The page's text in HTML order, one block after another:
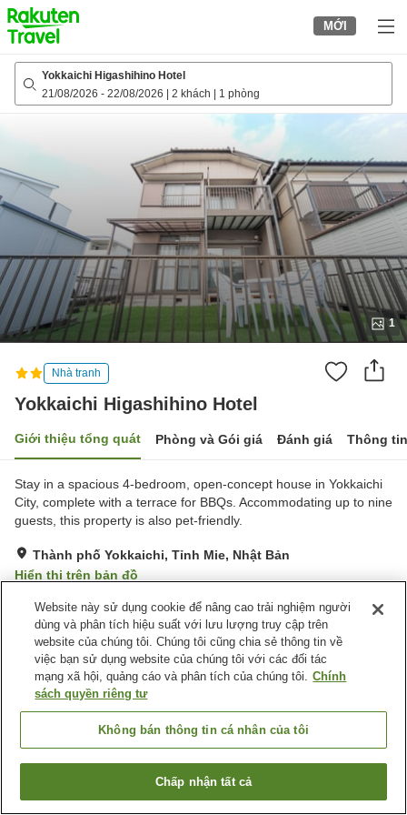
to
top
page
MỚI
Yokkaichi Higashihino Hotel
21/08/2026 - 22/08/2026 2 khách 1 phòng
1
Nhà tranh
Yokkaichi Higashihino Hotel
Giới thiệu tổng quát Phòng và Gói giá Đánh giá Thông
Stay in a spacious 4-bedroom, open-concept house in Yokkaichi
City, complete with a terrace for BBQs. Accommodating up to nine
guests, this property is also pet-friendly.
Thành phố Yokkaichi, Tỉnh Mie, Nhật Bản
Hiển thị trên bản đồ
Rất tốt Đánh giá:7lượt
Tiện nghi chỗ nghỉ
Bãi đỗ xe Thân thiện với thú cưng
Nhật Bản Tỉnh Mie
Thành phố Yokkaichi
Yokkaichi Higashihino Hotel
Tìm phòng trống
Website này sử dụng cookie để nâng cao trải nghiệm người
dùng và phân tích hiệu suất với lưu lượng truy cập trên
website của chúng tôi. Chúng tôi cũng chia sẻ thông tin về
việc bạn sử dụng website của chúng tôi với các đối tác
mạng xã hội, quảng cáo và phân tích của chúng tôi. Chính
sách quyền riêng tư
Không bán thông tin cá nhân của tôi
Chấp nhận tất cả